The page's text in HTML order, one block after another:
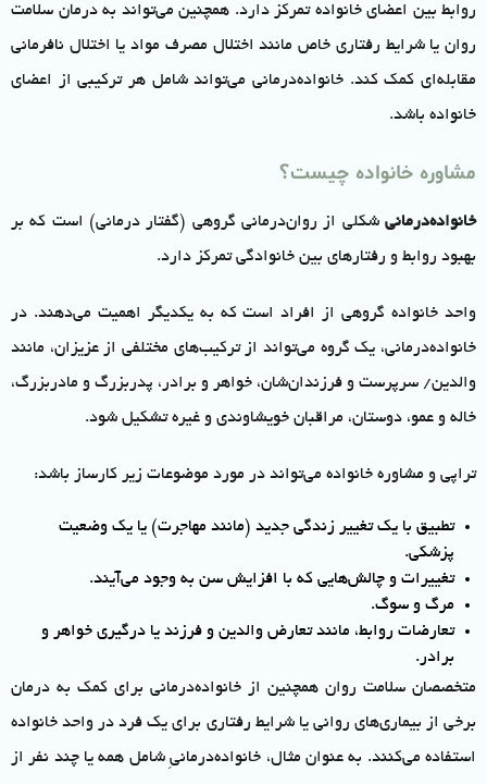
روابط بین اعضای خانواده تمرکز دارد. همچنین می‌تواند به درمان سلامت
روان یا شرایط رفتاری خاص مانند اختلال مصرف مواد یا اختلال نافرمانی
مقابله‌ای کمک کند. خانواده‌درمانی می‌تواند شامل هر ترکیبی از اعضای
خانواده باشد.
مشاوره خانواده چیست؟
خانواده‌درمانی شکلی از روان‌درمانی گروهی (گفتار درمانی) است که بر
بهبود روابط و رفتارهای بین خانوادگی تمرکز دارد.
واحد خانواده گروهی از افراد است که به یکدیگر اهمیت می‌دهند. در
خانواده‌درمانی، یک گروه می‌تواند از ترکیب‌های مختلفی از عزیزان، مانند
والدین/ سرپرست و فرزندان‌شان، خواهر و برادر، پدربزرگ و مادربزرگ،
خاله و عمو، دوستان، مراقبان خویشاوندی و غیره تشکیل شود.
تراپی و مشاوره خانواده می‌تواند در مورد موضوعات زیر کارساز باشد:
تطبیق با یک تغییر زندگی جدید (مانند مهاجرت) یا یک وضعیت
پزشکی.
تغییرات و چالش‌هایی که با افزایش سن به وجود می‌آیند.
مرگ و سوگ.
تعارضات روابط، مانند تعارض والدین و فرزند یا درگیری خواهر و
برادر.
متخصصان سلامت روان همچنین از خانواده‌درمانی برای کمک به درمان
برخی از بیماری‌های روانی یا شرایط رفتاری برای یک فرد در واحد خانواده
استفاده می‌کنند. به عنوان مثال، خانواده‌درمانیِ شامل همه یا چند نفر از